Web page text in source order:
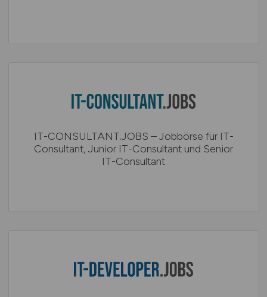
IT-CONSULTANT.JOBS – Jobbörse für IT-
Consultant, Junior IT-Consultant und Senior
IT-Consultant